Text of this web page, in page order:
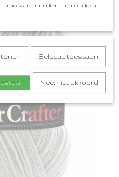
van hun diensten of die u
tonen Selectie toestaan
Nee, niet akkoord